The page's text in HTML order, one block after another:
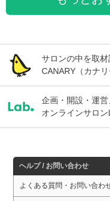
サロンの中を取
CANARY（カナリ
企画・開設・運
オンラインサロン
ヘルプ / お問い合わせ
よくある質問・お問い合わ